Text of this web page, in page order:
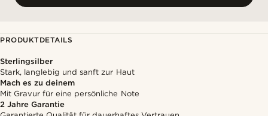
PRODUKTDETAILS
Sterlingsilber
Stark, langlebig und sanft zur Haut
Mach es zu deinem
Mit Gravur für eine persönliche Note
2 Jahre Garantie